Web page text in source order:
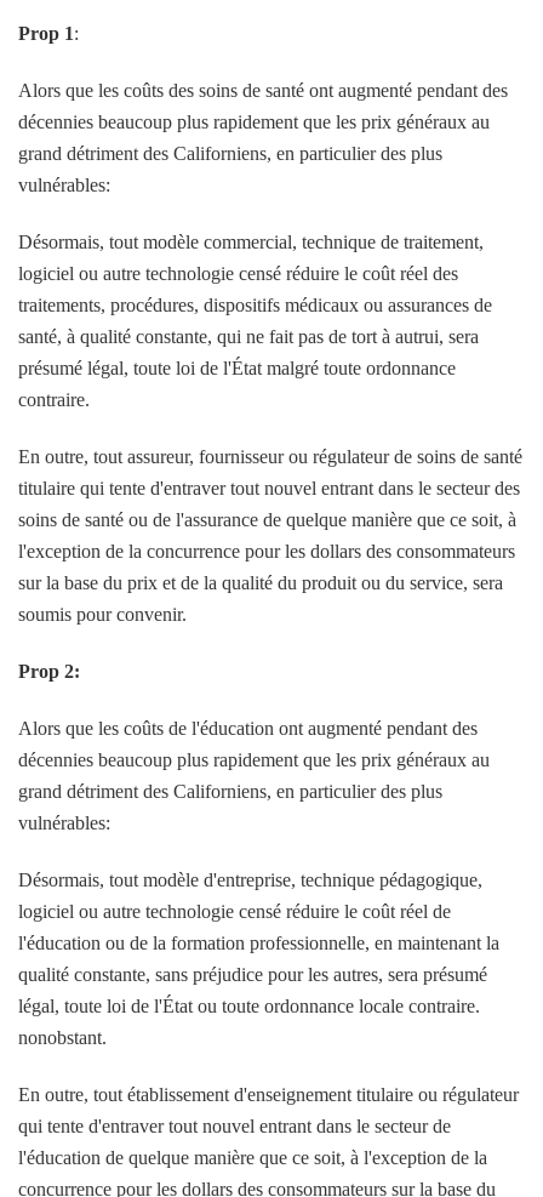
Prop 1:
Alors que les coûts des soins de santé ont augmenté pendant des
décennies beaucoup plus rapidement que les prix généraux au
grand détriment des Californiens, en particulier des plus
vulnérables:
Désormais, tout modèle commercial, technique de traitement,
logiciel ou autre technologie censé réduire le coût réel des
traitements, procédures, dispositifs médicaux ou assurances de
santé, à qualité constante, qui ne fait pas de tort à autrui, sera
présumé légal, toute loi de l'État malgré toute ordonnance
contraire.
En outre, tout assureur, fournisseur ou régulateur de soins de santé
titulaire qui tente d'entraver tout nouvel entrant dans le secteur des
soins de santé ou de l'assurance de quelque manière que ce soit, à
l'exception de la concurrence pour les dollars des consommateurs
sur la base du prix et de la qualité du produit ou du service, sera
soumis pour convenir.
Prop 2:
Alors que les coûts de l'éducation ont augmenté pendant des
décennies beaucoup plus rapidement que les prix généraux au
grand détriment des Californiens, en particulier des plus
vulnérables:
Désormais, tout modèle d'entreprise, technique pédagogique,
logiciel ou autre technologie censé réduire le coût réel de
l'éducation ou de la formation professionnelle, en maintenant la
qualité constante, sans préjudice pour les autres, sera présumé
légal, toute loi de l'État ou toute ordonnance locale contraire.
nonobstant.
En outre, tout établissement d'enseignement titulaire ou régulateur
qui tente d'entraver tout nouvel entrant dans le secteur de
l'éducation de quelque manière que ce soit, à l'exception de la
concurrence pour les dollars des consommateurs sur la base du